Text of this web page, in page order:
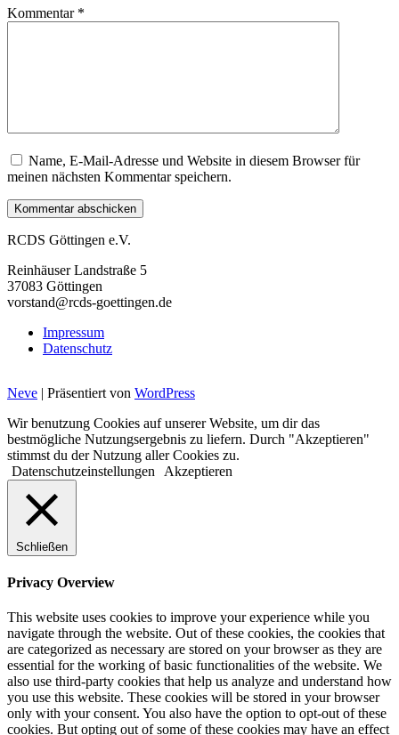
Kommentar *
Name, E-Mail-Adresse und Website in diesem Browser für
meinen nächsten Kommentar speichern.
RCDS Göttingen e.V.
Reinhäuser Landstraße 5
37083 Göttingen
vorstand@rcds-goettingen.de
Impressum
Datenschutz
Neve | Präsentiert von WordPress
Wir benutzung Cookies auf unserer Website, um dir das
bestmögliche Nutzungsergebnis zu liefern. Durch "Akzeptieren"
stimmst du der Nutzung aller Cookies zu.
Datenschutzeinstellungen
Akzeptieren
Schließen
Privacy Overview
This website uses cookies to improve your experience while you
navigate through the website. Out of these cookies, the cookies that
are categorized as necessary are stored on your browser as they are
essential for the working of basic functionalities of the website. We
also use third-party cookies that help us analyze and understand how
you use this website. These cookies will be stored in your browser
only with your consent. You also have the option to opt-out of these
cookies. But opting out of some of these cookies may have an effect